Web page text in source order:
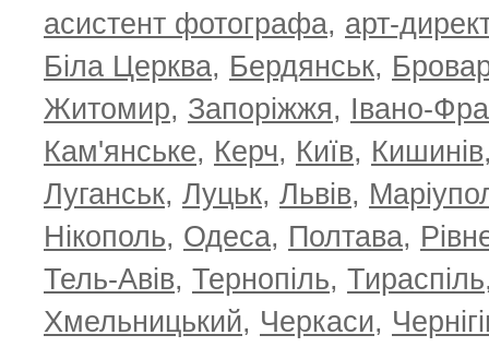
асистент фотографа, арт-
Біла Церква, Бердянськ,
Житомир, Запоріжжя, Івано-
Кам'янське, Керч, Київ, Кишинів
Луганськ, Луцьк, Львів,
Нікополь, Одеса, Полтава,
Тель-Авів, Тернопіль, Тираспіль
Хмельницький, Черкаси,